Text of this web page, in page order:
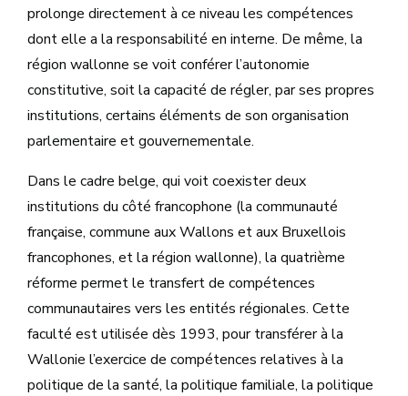
prolonge directement à ce niveau les compétences
dont elle a la responsabilité en interne. De même, la
région wallonne se voit conférer l’autonomie
constitutive, soit la capacité de régler, par ses propres
institutions, certains éléments de son organisation
parlementaire et gouvernementale.
Dans le cadre belge, qui voit coexister deux
institutions du côté francophone (la communauté
française, commune aux Wallons et aux Bruxellois
francophones, et la région wallonne), la quatrième
réforme permet le transfert de compétences
communautaires vers les entités régionales. Cette
faculté est utilisée dès 1993, pour transférer à la
Wallonie l’exercice de compétences relatives à la
politique de la santé, la politique familiale, la politique